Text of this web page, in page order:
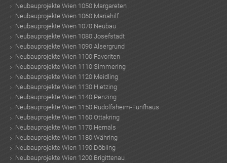
Neubauprojekte Wien 1050 Margareten
Neubauprojekte Wien 1060 Mariahilf
Neubauprojekte Wien 1070 Neubau
Neubauprojekte Wien 1080 Josefstadt
Neubauprojekte Wien 1090 Alsergrund
Neubauprojekte Wien 1100 Favoriten
Neubauprojekte Wien 1110 Simmering
Neubauprojekte Wien 1120 Meidling
Neubauprojekte Wien 1130 Hietzing
Neubauprojekte Wien 1140 Penzing
Neubauprojekte Wien 1150 Rudolfsheim-Fünfhaus
Neubauprojekte Wien 1160 Ottakring
Neubauprojekte Wien 1170 Hernals
Neubauprojekte Wien 1180 Währing
Neubauprojekte Wien 1190 Döbling
Neubauprojekte Wien 1200 Brigittenau